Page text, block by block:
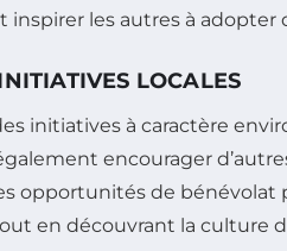
inspirer les autres à adopter
LOCALES
initiatives à caractère
encourager
opportunités de bénévolat
en découvrant la culture